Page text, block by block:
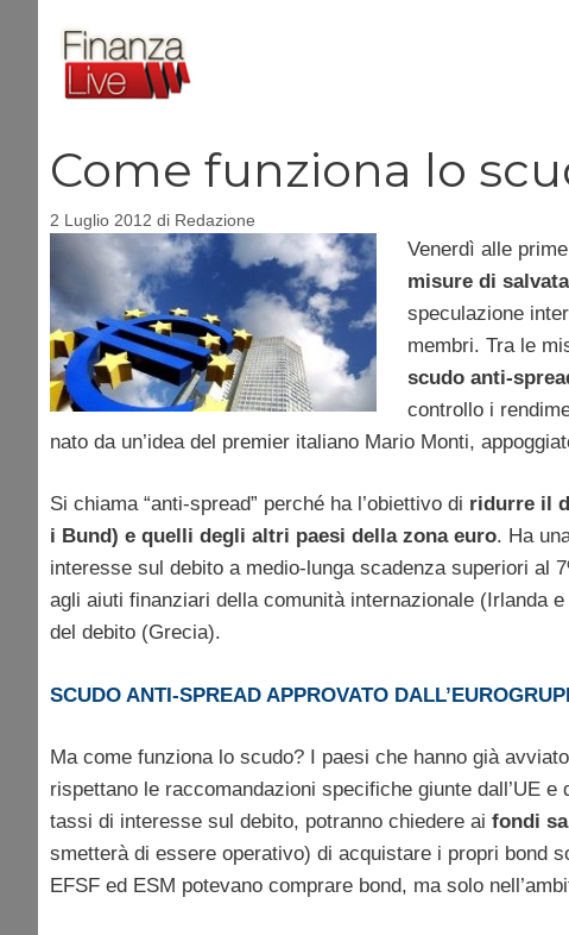
contenuto
Come funziona lo
2 Luglio 2012 di Redazione
Venerdì alle
misure di
speculazione
membri. Tra le
scudo anti-
controllo i
nato da un’idea del premier italiano Mario Monti,
Si chiama “anti-spread” perché ha l’obiettivo di ridurre il
i Bund) e quelli degli altri paesi della zona euro. Ha
interesse sul debito a medio-lunga scadenza superiori al
agli aiuti finanziari della comunità internazionale (Irlanda
del debito (Grecia).
SCUDO ANTI-SPREAD APPROVATO
Ma come funziona lo scudo? I paesi che hanno già
rispettano le raccomandazioni specifiche giunte dall’UE
tassi di interesse sul debito, potranno chiedere ai fondi
smetterà di essere operativo) di acquistare i propri bond
EFSF ed ESM potevano comprare bond, ma solo